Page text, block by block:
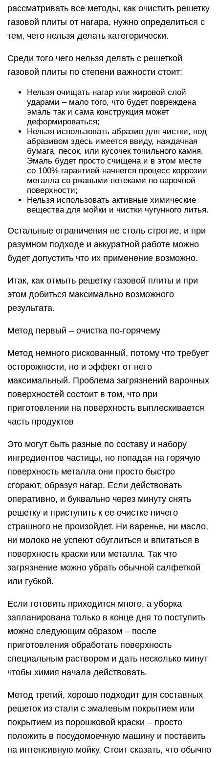
рассматривать все методы, как очистить решетку
газовой плиты от нагара, нужно определиться с
тем, чего нельзя делать категорически.
Среди того чего нельзя делать с решеткой
газовой плиты по степени важности стоит:
Нельзя очищать нагар или жировой слой
ударами – мало того, что будет повреждена
эмаль так и сама конструкция может
деформироваться;
Нельзя использовать абразив для чистки, под
абразивом здесь имеется ввиду, наждачная
бумага, песок, или кусочек точильного камня.
Эмаль будет просто счищена и в этом месте
со 100% гарантией начнется процесс коррозии
металла со ржавыми потеками по варочной
поверхности;
Нельзя использовать активные химические
вещества для мойки и чистки чугунного литья.
Остальные ограничения не столь строгие, и при
разумном подходе и аккуратной работе можно
будет допустить что их применение возможно.
Итак, как отмыть решетку газовой плиты и при
этом добиться максимально возможного
результата.
Метод первый – очистка по-горячему
Метод немного рискованный, потому что требует
осторожности, но и эффект от него
максимальный. Проблема загрязнений варочных
поверхностей состоит в том, что при
приготовлении на поверхность выплескивается
часть продуктов
Это могут быть разные по составу и набору
ингредиентов частицы, но попадая на горячую
поверхность металла они просто быстро
сгорают, образуя нагар. Если действовать
оперативно, и буквально через минуту снять
решетку и приступить к ее очистке ничего
страшного не произойдет. Ни варенье, ни масло,
ни молоко не успеют обуглиться и впитаться в
поверхность краски или металла. Так что
загрязнение можно убрать обычной салфеткой
или губкой.
Если готовить приходится много, а уборка
запланирована только в конце дня то поступить
можно следующим образом – после
приготовления обработать поверхность
специальным раствором и дать несколько минут
чтобы химия начала действовать.
Метод третий, хорошо подходит для составных
решеток из стали с эмалевым покрытием или
покрытием из порошковой краски – просто
положить в посудомоечную машину и поставить
на интенсивную мойку. Стоит сказать, что обычно